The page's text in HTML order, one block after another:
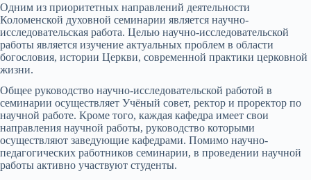
Одним из приоритетных направлений деятельности
Коломенской духовной семинарии является научно-
исследовательская работа. Целью научно-исследовательской
работы является изучение актуальных проблем в области
богословия, истории Церкви, современной практики церковной
жизни.
Общее руководство научно-исследовательской работой в
семинарии осуществляет Учёный совет, ректор и проректор по
научной работе. Кроме того, каждая кафедра имеет свои
направления научной работы, руководство которыми
осуществляют заведующие кафедрами. Помимо научно-
педагогических работников семинарии, в проведении научной
работы активно участвуют студенты.